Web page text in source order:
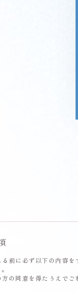
前に必ず以下の内容
の同意を得たうえで